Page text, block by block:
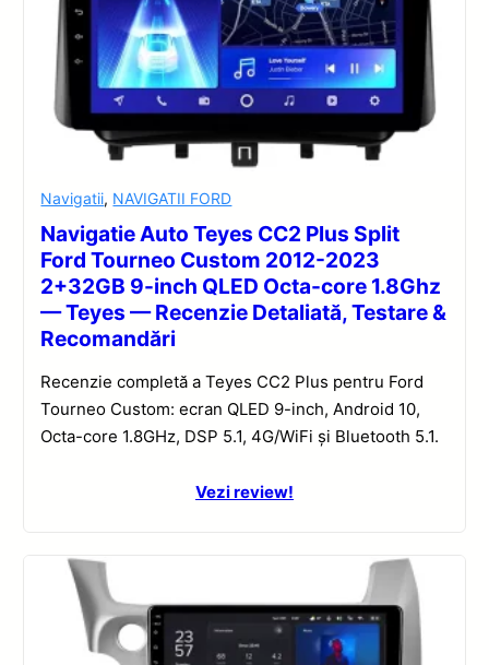
Navigatii, NAVIGATII FORD
Navigatie Auto Teyes CC2 Plus Split
Ford Tourneo Custom 2012-2023
2+32GB 9-inch QLED Octa-core 1.8Ghz
— Teyes — Recenzie Detaliată, Testare &
Recomandări
Recenzie completă a Teyes CC2 Plus pentru Ford
Tourneo Custom: ecran QLED 9-inch, Android 10,
Octa-core 1.8GHz, DSP 5.1, 4G/WiFi și Bluetooth 5.1.
Vezi review!